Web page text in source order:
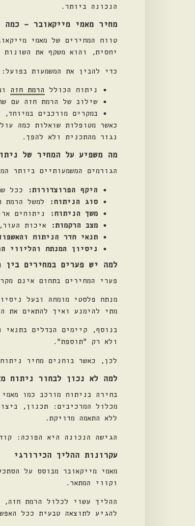
הנכונה ביותר.
מחיר מאמי מייקאובר – כמה
יחסית, והוא משקף את השונות
כדי להבין את המשמעות בפועל:
ניתוח הכולל הרמת חזה
שילוב של הרמת חזה עם
במקרים מורכבים
כאשר מטופלות שואלות כמה
נגזר מהתכנית ולא להפך.
מה משפיע על המחיר של
הגורמים המשמעותיים ביותר
היקף הפרוצדורות:
ככל
סוג הניתוח:
למשל הרמת
משך הניתוח:
ניתוחים
מצב הרקמות: איכות
תנאי חדר הניתוח
ניסיון המנתח והליווי
למה יש פערים במחירים בין
פערי המחירים בתחום אינם
מנתח פלסטי מומחה ובעל
מתי להימנע ואיך להתאים את
בנוסף, קיימים הבדלים
ולא רק "תוספת".
לכן, כאשר בוחנים מחיר
למה לא נכון לבחור ניתוח
בחירה בניתוח מורכב כמו
מכלול המרכיבים: תכנון,
ללא התאמה מדויקת.
הגישה הנכונה היא הפוכה:
עקרונות ההליך הכירורגי
מאמי מייקאובר מבוסס על
וקווי המתאר.
ההליך עשוי לכלול הרמת
להגיע לתוצאה טבעית ככל